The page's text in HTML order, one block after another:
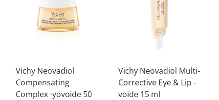
Vichy Neovadiol
Compensating
Complex -yövoide 50
Vichy Neovadiol Multi-
Corrective Eye & Lip -
voide 15 ml